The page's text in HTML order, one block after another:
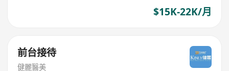
$15K-22K/月
前台接待
健麗醫美